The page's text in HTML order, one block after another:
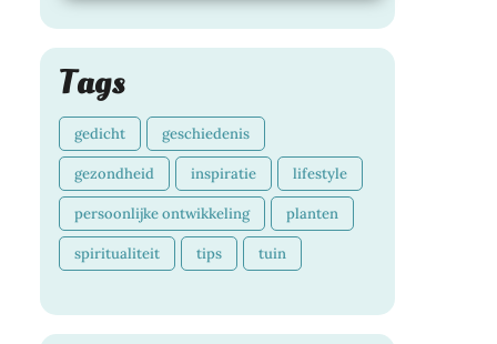
Tags
gedicht geschiedenis
gezondheid inspiratie lifestyle
persoonlijke ontwikkeling planten
spiritualiteit tips tuin